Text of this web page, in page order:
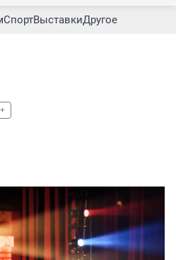
СпортВыставкиДругое